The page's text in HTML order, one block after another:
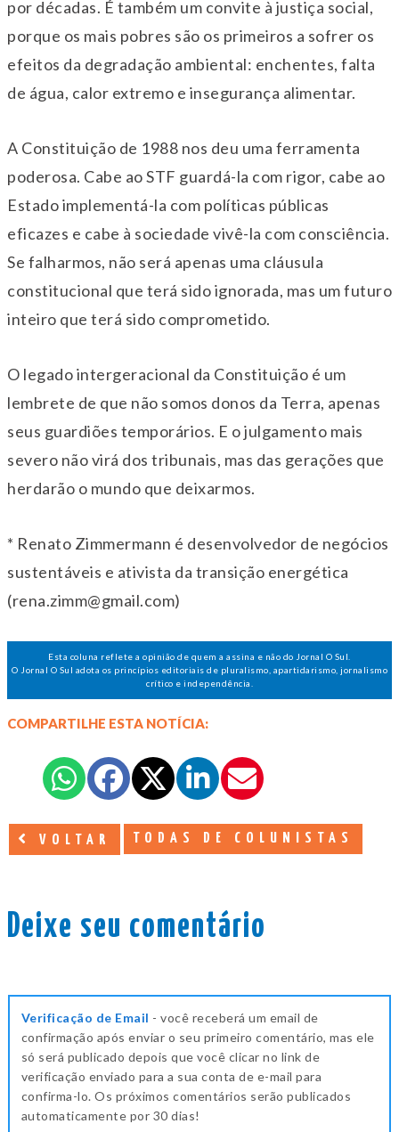
por décadas. É também um convite à justiça social,
porque os mais pobres são os primeiros a sofrer os
efeitos da degradação ambiental: enchentes, falta
de água, calor extremo e insegurança alimentar.
A Constituição de 1988 nos deu uma ferramenta
poderosa. Cabe ao STF guardá-la com rigor, cabe ao
Estado implementá-la com políticas públicas
eficazes e cabe à sociedade vivê-la com consciência.
Se falharmos, não será apenas uma cláusula
constitucional que terá sido ignorada, mas um futuro
inteiro que terá sido comprometido.
O legado intergeracional da Constituição é um
lembrete de que não somos donos da Terra, apenas
seus guardiões temporários. E o julgamento mais
severo não virá dos tribunais, mas das gerações que
herdarão o mundo que deixarmos.
* Renato Zimmermann é desenvolvedor de negócios
sustentáveis e ativista da transição energética
(rena.zimm@gmail.com)
Esta coluna reflete a opinião de quem a assina e não do Jornal O Sul.
O Jornal O Sul adota os princípios editoriais de pluralismo, apartidarismo, jornalismo
crítico e independência.
COMPARTILHE ESTA NOTÍCIA:
VOLTAR TODAS DE COLUNISTAS
Deixe seu comentário
Verificação de Email - você receberá um email de
confirmação após enviar o seu primeiro comentário, mas ele
só será publicado depois que você clicar no link de
verificação enviado para a sua conta de e-mail para
confirma-lo. Os próximos comentários serão publicados
automaticamente por 30 dias!